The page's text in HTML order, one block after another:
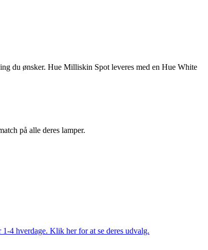
du ønsker. Hue Milliskin Spot leveres med en Hue White
på alle deres lamper.
4 hverdage. Klik her for at se deres udvalg.